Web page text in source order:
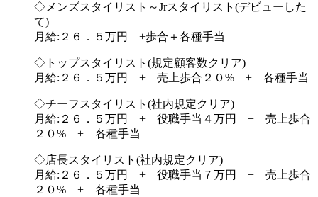
◇メンズスタイリスト～Jrスタイリスト(デビューした
て)
月給:２６．５万円 +歩合＋各種手当
◇トップスタイリスト(規定顧客数クリア)
月給:２６．５万円 + 売上歩合２０% + 各種手当
◇チーフスタイリスト(社内規定クリア)
月給:２６．５万円 + 役職手当４万円 + 売上歩合
２０% + 各種手当
◇店長スタイリスト(社内規定クリア)
月給:２６．５万円 + 役職手当７万円 + 売上歩合
２０% + 各種手当